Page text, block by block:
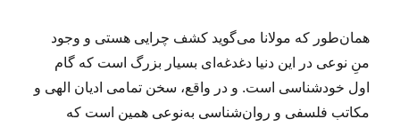
همان‌طور که مولانا می‌گوید کشف چرایی هستی و وجود
منِ نوعی در این دنیا دغدغه‌ای بسیار بزرگ است که گام
اول خودشناسی است. و در واقع، سخن تمامی ادیان الهی و
مکاتب فلسفی و روان‌شناسی به‌نوعی همین است که